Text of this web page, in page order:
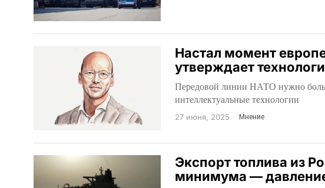
Настал момент
утверждает
Передовой линии НАТО нужно
интеллектуальные технологии
27 июня, 2025 Мнение
Экспорт топлива из
минимума — давление